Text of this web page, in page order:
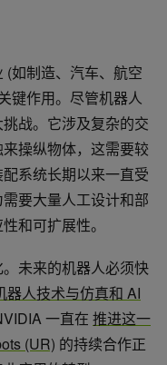
(如制造、汽车、航空
键作用。尽管机器人
战。它涉及复杂的交
操纵物体，这需要较
系统长期以来一直受
要大量人工设计和部
和可扩展性。
未来的机器人必须快
器人技术与仿真和 AI
一直在 推进这一
(UR) 的持续合作正